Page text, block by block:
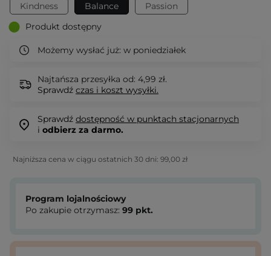
Kindness
Balance
Passion
Produkt dostępny
Możemy wysłać już: w poniedziałek
Najtańsza przesyłka od: 4,99 zł.
Sprawdź czas i koszt wysyłki.
Sprawdź dostępność w punktach stacjonarnych
i odbierz za darmo.
Najniższa cena w ciągu ostatnich 30 dni: 99,00 zł
Program lojalnościowy
Po zakupie otrzymasz: 99 pkt.